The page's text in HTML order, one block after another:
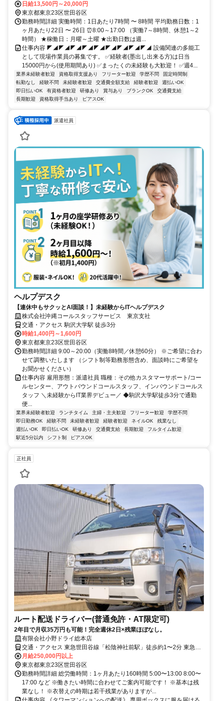
駅」より徒歩18分
日給13,500円～20,000円
東京都東京23区世田谷区
勤務時間詳細 実働時間：1日あたり7時間 〜 8時間 平均勤務日数：1
ヶ月あたり22日 〜 26日 ⏰8:00～17:00 （実働7～8時間、休憩1～2
時間） ★稼働日：月曜～土曜 ★出勤日数は週...
仕事内容 ◤◢◤◢◤◢◤◢◤◢◤◢◤◢◤◢◤◢ 設備関連の多能工
として現場作業員の募集です。 ✅経験者(墨出し出来る方)は日当
15000円から(使用期間あり) ✅まったくの未経験も大歓迎！ ✅週4...
業界未経験者歓迎 資格取得支援あり フリーター歓迎 学歴不問
固定時間制
転勤なし
経験不問 未経験者歓迎 交通費全額支給 経験者歓迎
週払いOK
即日払いOK
有資格者歓迎 研修あり 賞与あり ブランクOK
交通費支給
長期歓迎
資格取得手当あり ピアスOK
派遣社員
ヘルプデスク
【連休中もサクッとAI面談！】未経験からITヘルプデスク
株式会社沖縄コールスタッフサービス 東京支社
交通・アクセス 駒沢大学駅 徒歩3分
時給1,400円～1,600円
東京都東京23区世田谷区
勤務時間詳細 9:00～20:00（実働8時間／休憩60分） ※ご希望に合わ
せて調整いたします （シフト制等勤務形態含め、面談時にご希望を
お聞かせください）
仕事内容 雇用形態：派遣社員 職種：その他カスタマーサポート/コー
ルセンター、アウトバウンドコールスタッフ、インバウンドコールス
タッフ ＼未経験からIT業界デビュー／ ◆駒沢大学駅徒歩3分で通勤
便...
業界未経験者歓迎 ランチタイム 主婦・主夫歓迎 フリーター歓迎
学歴不問
即日勤務OK
経験不問 未経験者歓迎 経験者歓迎 ネイルOK
残業なし
週払いOK
即日払いOK 研修あり 交通費支給 長期歓迎
フルタイム歓迎
駅近5分以内
シフト制 ピアスOK
正社員
ルート配送ドライバー(普通免許・AT限定可)
2年目で月収35万円も可能！完全週休2日×残業ほぼなし。
有限会社小野ドライ総本店
交通・アクセス 東急世田谷線「松陰神社前駅」徒歩約1〜2分 東急世
田谷線「世田谷駅」徒歩約8分
月給250,000円以上
東京都東京23区世田谷区
勤務時間詳細 総労働時間：1ヶ月あたり160時間 5:00〜13:00 8:00〜
17:00 など ※働きたい時間に合わせてご案内可能です！ ※基本は残
業なし！ ※衣替えの時期は若干残業がありますが...